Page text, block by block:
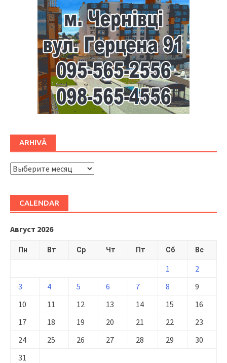
ARHIVĂ
ARHIVĂ
CALENDAR
Август 2026
Пн Вт Ср Чт Пт Сб Вс
1
2
3
4 5 6 7 8
9
10
11 12 13 14 15
16
17
18 19 20 21 22
23
24
25 26 27 28 29
30
31